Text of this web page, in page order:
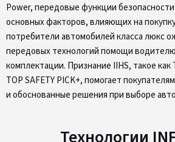
Power, передовые функции
основных факторов, влияющих на
потребители автомобилей класса люкс
передовых технологий помощи
комплектации. Признание IIHS, такое как
TOP SAFETY PICK+, помогает
и обоснованные решения при выборе
Технологии